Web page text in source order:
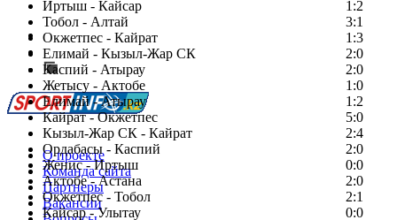
Иртыш - Кайсар
1:2
Тобол - Алтай
3:1
Окжетпес - Кайрат
1:3
Елимай - Кызыл-Жар СК
2:0
Каспий - Атырау
2:0
Жетысу - Актобе
1:0
Елимай - Атырау
1:2
Кайрат - Окжетпес
5:0
Кызыл-Жар СК - Кайрат
2:4
Ордабасы - Каспий
2:0
Женис - Иртыш
0:0
Актобе - Астана
2:0
Окжетпес - Тобол
2:1
Кайсар - Улытау
0:0
Есть идея?
Сообщить о мероприятии
Перейти на старый сайт
О проекте
Команда сайта
Партнеры
Вакансии